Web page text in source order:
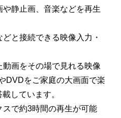
静止画、音楽などを再生
と接続できる映像入力・
画をその場で見れる映像
DVDをご家庭の大画面で楽
しています。
で約3時間の再生が可能